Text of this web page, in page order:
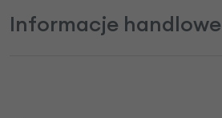
Informacje handlowe